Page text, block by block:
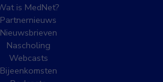
is MedNet?
Partnernieuws
Nieuwsbrieven
Nascholing
Webcasts
Bijeenkomsten